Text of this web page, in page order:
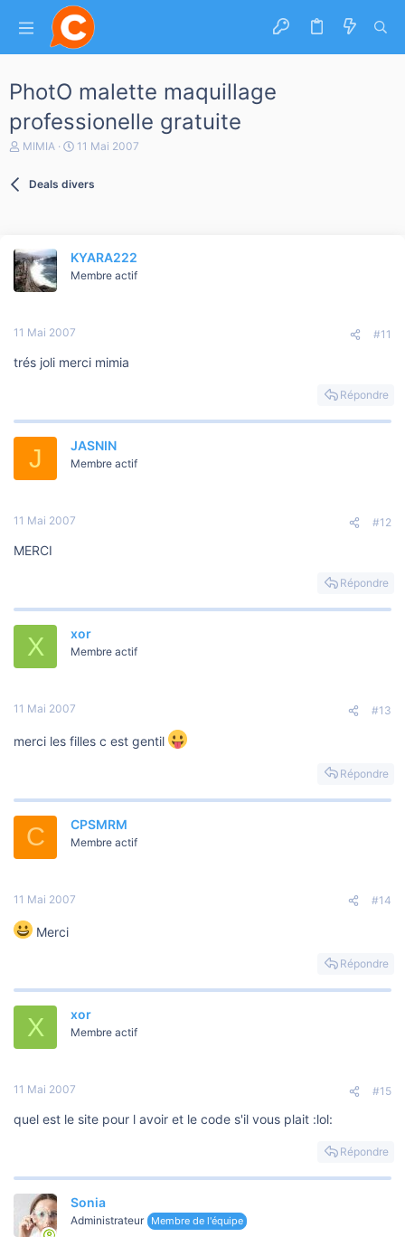
PhotO malette maquillage
professionelle gratuite
A
l
a
d
c
s
n
MIMIA
D
e
b
u
11 Mai 2007
Deals divers
KYARA222
Membre actif
11 Mai 2007 #11
trés joli merci mimia
Répondre
J JASNIN
Membre actif
11 Mai 2007 #12
MERCI
Répondre
X xor
Membre actif
11 Mai 2007 #13
merci les filles c est gentil
Répondre
C CPSMRM
Membre actif
11 Mai 2007 #14
Merci
Répondre
X xor
Membre actif
11 Mai 2007 #15
quel est le site pour l avoir et le code s'il vous plait :lol:
Répondre
Sonia
Administrateur Membre de l'équipe